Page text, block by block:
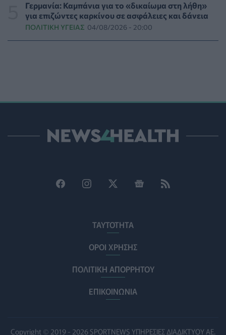
Τα τρία SOS στη μέση ηλικία που εξασφαλίζουν 13
επιπλέον χρόνια χωρίς άνοια
ΥΓΕΊΑ 06/08/2026 - 16:00
Βίντεο από την καμπάνια Raise Her Voice για την
ΨΥΧΙΚΉ ΥΓΕΊΑ 06/08/2026 - 15:21
06/08/2026 - 15:00
σε 120.000 στρέμματα ορυζώνων στις 10, 11 και 12
06/08/2026 - 14:41
ΕΔΟΕΑΠ: Συστάσεις για τις επερχόμενες ζέστες -
Πότε πρέπει να απευθυνθούμε στον γιατρό μας
06/08/2026 - 14:17
αποτελεί πρόβλημα ψυχικής υγείας
Γερμανία: Καμπάνια για το «δικαίωμα στη λήθη»
για επιζώντες καρκίνου σε ασφάλειες και δάνεια
ΠΟΛΙΤΙΚΉ ΥΓΕΊΑΣ 04/08/2026 - 20:00
ΤΑΥΤΟΤΗΤΑ
ΟΡΟΙ ΧΡΗΣΗΣ
ΠΟΛΙΤΙΚΗ ΑΠΟΡΡΗΤΟΥ
ΕΠΙΚΟΙΝΩΝΙΑ
Copyright © 2019 - 2026 SPORTNEWS ΥΠΗΡΕΣΙΕΣ ΔΙΑΔΙΚΤΥΟΥ ΑΕ.